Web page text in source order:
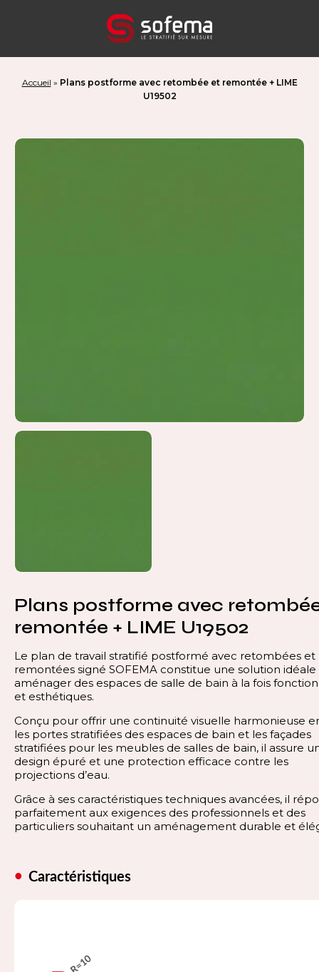
Accueil » Plans postforme avec retombée et remontée + LIME
U19502
Plans postforme avec
remontée + LIME U19502
Le plan de travail stratifié postformé avec retombées et
remontées signé SOFEMA constitue une solution
aménager des espaces de salle de bain à la fois
et esthétiques.
Conçu pour offrir une continuité visuelle harmonieuse
les portes stratifiées des espaces de bain et les façades
stratifiées pour les meubles de salles de bain, il assure
design épuré et une protection efficace contre les
projections d’eau.
Grâce à ses caractéristiques techniques avancées, il
parfaitement aux exigences des professionnels et des
particuliers souhaitant un aménagement durable et
Caractéristiques